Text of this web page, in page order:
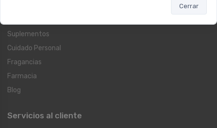
Cerrar
Suplementos
Cuidado Personal
Fragancias
Farmacia
Blog
Servicios al cliente